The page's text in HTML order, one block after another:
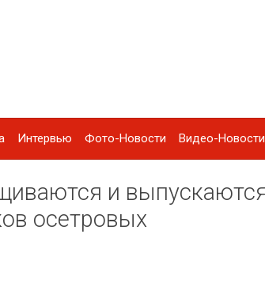
Интервью Фото-Новости Видео-Новости
и
осетровых